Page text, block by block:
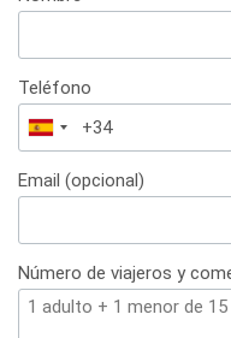
Teléfono
España
+34
Email (opcional)
Número de viajeros y